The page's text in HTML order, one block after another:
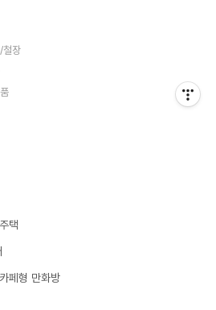
철장
택
페형 만화방